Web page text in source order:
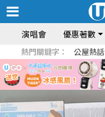
演唱會 優惠著數
熱門關鍵字： 公屋熱話